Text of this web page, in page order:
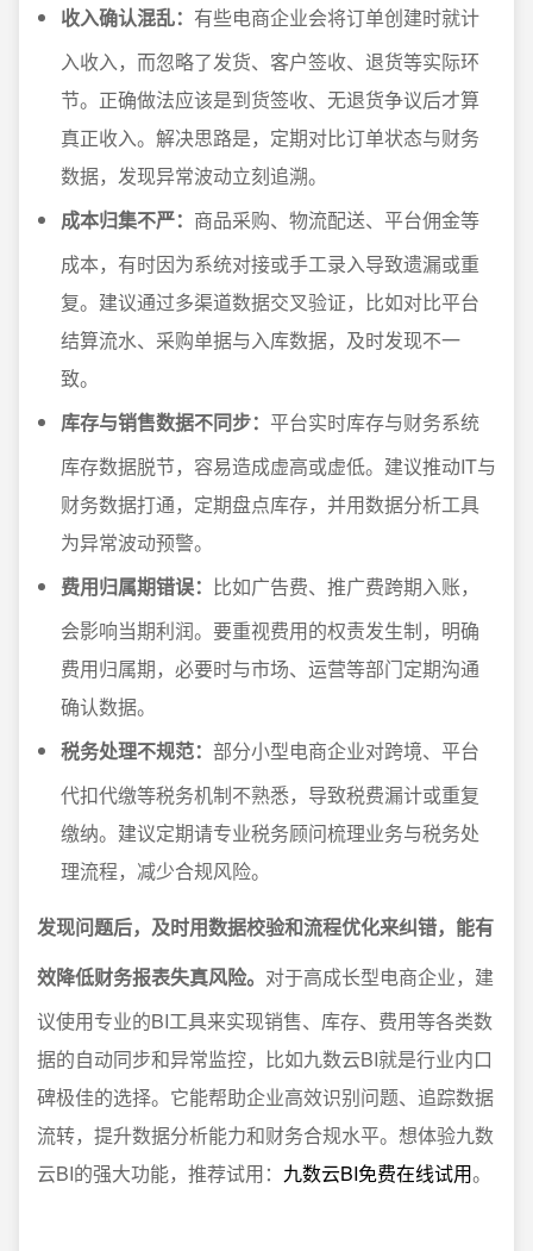
收入确认混乱： 有些电商企业会将订单创建时就计
入收入，而忽略了发货、客户签收、退货等实际环
节。正确做法应该是到货签收、无退货争议后才算
真正收入。解决思路是，定期对比订单状态与财务
数据，发现异常波动立刻追溯。
成本归集不严： 商品采购、物流配送、平台佣金等
成本，有时因为系统对接或手工录入导致遗漏或重
复。建议通过多渠道数据交叉验证，比如对比平台
结算流水、采购单据与入库数据，及时发现不一
致。
库存与销售数据不同步： 平台实时库存与财务系统
库存数据脱节，容易造成虚高或虚低。建议推动IT与
财务数据打通，定期盘点库存，并用数据分析工具
为异常波动预警。
费用归属期错误： 比如广告费、推广费跨期入账，
会影响当期利润。要重视费用的权责发生制，明确
费用归属期，必要时与市场、运营等部门定期沟通
确认数据。
税务处理不规范： 部分小型电商企业对跨境、平台
代扣代缴等税务机制不熟悉，导致税费漏计或重复
缴纳。建议定期请专业税务顾问梳理业务与税务处
理流程，减少合规风险。
发现问题后，及时用数据校验和流程优化来纠错，能有
效降低财务报表失真风险。 对于高成长型电商企业，建
议使用专业的BI工具来实现销售、库存、费用等各类数
据的自动同步和异常监控，比如九数云BI就是行业内口
碑极佳的选择。它能帮助企业高效识别问题、追踪数据
流转，提升数据分析能力和财务合规水平。想体验九数
云BI的强大功能，推荐试用： 九数云BI免费在线试用。